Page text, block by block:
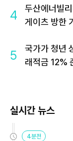
4
두산에너빌
게이츠 방한
5
국가가 청년
래적금 12%
실시간 뉴스
4분전